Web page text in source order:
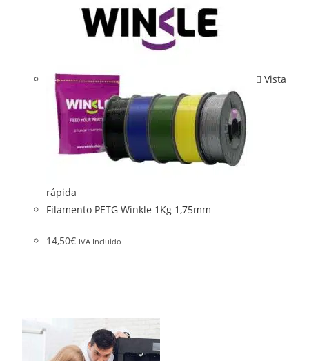
Vista
rápida
Filamento PETG Winkle 1Kg 1,75mm
14,50€ IVA Incluido